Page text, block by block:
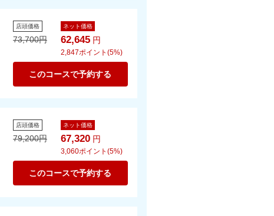
店頭価格
73,700円
ネット価格
62,645 円
2,847ポイント(5%)
このコースで予約する
店頭価格
79,200円
ネット価格
67,320 円
3,060ポイント(5%)
このコースで予約する